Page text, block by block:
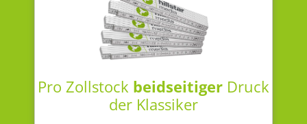
Pro Zollstock beidseitiger Druck
der Klassiker